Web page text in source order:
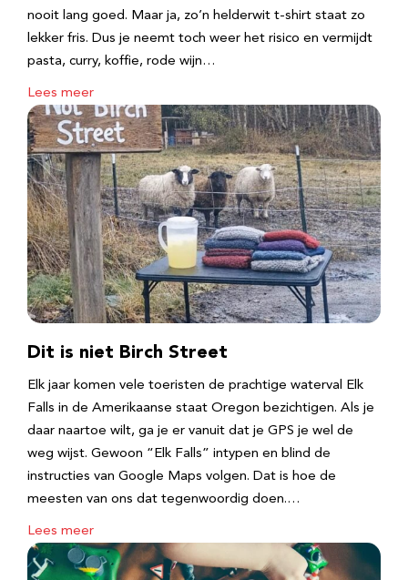
nooit lang goed. Maar ja, zo’n helderwit t-shirt staat zo
lekker fris. Dus je neemt toch weer het risico en vermijdt
pasta, curry, koffie, rode wijn…
Lees meer
Dit is niet Birch Street
Elk jaar komen vele toeristen de prachtige waterval Elk
Falls in de Amerikaanse staat Oregon bezichtigen. Als je
daar naartoe wilt, ga je er vanuit dat je GPS je wel de
weg wijst. Gewoon “Elk Falls” intypen en blind de
instructies van Google Maps volgen. Dat is hoe de
meesten van ons dat tegenwoordig doen.…
Lees meer